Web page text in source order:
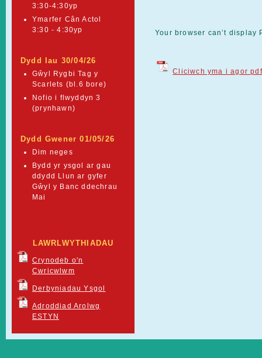
3:30-4:30yp
Ymarfer Cân Actol
3:30 - 4:30yp
Dydd Iau 30/04/26
Gŵyl Rygbi Tag y
Scarlets (bl.6 bore)
Nofio i flwyddyn 3
(prynhawn)
Dydd Gwener 01/05/26
Dim neges
Bydd yr ysgol ar gau
ddydd Llun ar gyfer
Gŵyl y Banc ddechrau
Mai
LAWRLWYTHIADAU
Crynodeb o'n
Cwricwlwm
Derbyniadau Ysgol
Adroddiad Arolwg
ESTYN
Your browser can’t display
Cliciwch yma i agor